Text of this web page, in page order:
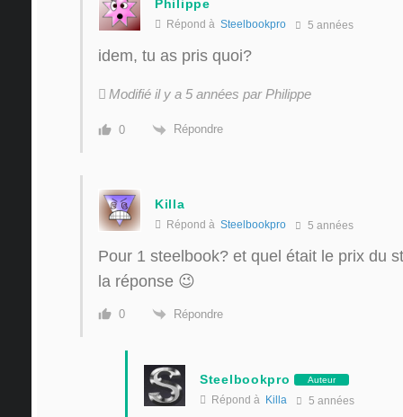
Philippe
Répond à Steelbookpro 5 années
idem, tu as pris quoi?
Modifié il y a 5 années par Philippe
0 Répondre
Killa
Répond à Steelbookpro 5 années
Pour 1 steelbook? et quel était le prix du
la réponse 😉
0 Répondre
Steelbookpro Auteur
Répond à Killa 5 années